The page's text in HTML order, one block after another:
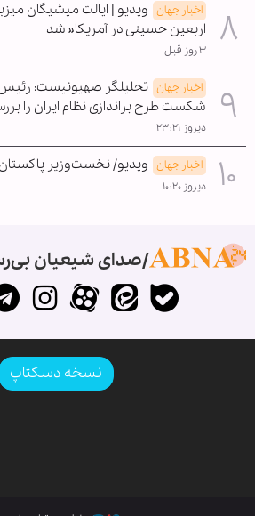
اخبار جهان ویدیو | ایالت میشیگان
اربعین حسینی در آمریکا« شد
۳ روز قبل
اخبار جهان تحلیلگر صهیونیست: رئیس
شکست طرح براندازی نظام ایران را
دیروز ۲۳:۲۱
اخبار جهان ویدیو/ نخست‌وزیر
دیروز ۱۰:۲۰
صدای شیعیان
نسخه دسکتاپ